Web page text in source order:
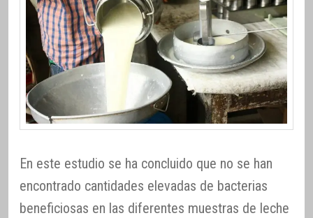
En este estudio se ha concluido que no se han
encontrado cantidades elevadas de bacterias
beneficiosas en las diferentes muestras de leche